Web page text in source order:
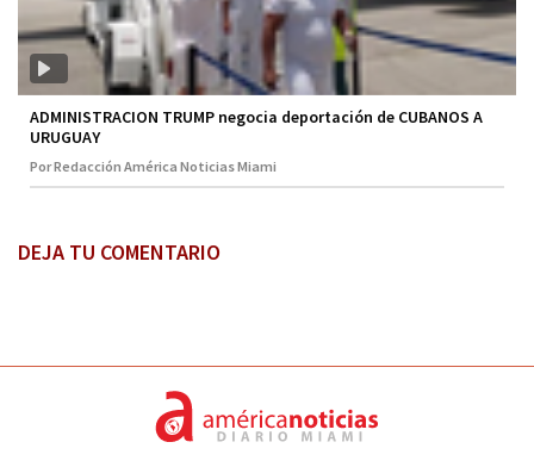
ADMINISTRACION TRUMP negocia deportación de CUBANOS A
URUGUAY
Por Redacción América Noticias Miami
DEJA TU COMENTARIO